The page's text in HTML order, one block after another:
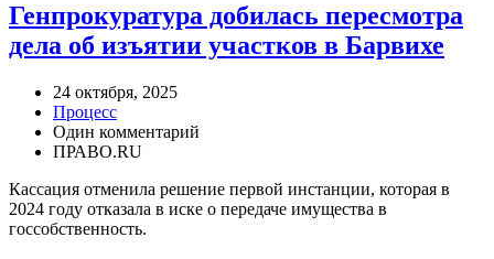
Генпрокуратура добилась пересмотра
дела об изъятии участков в Барвихе
24 октября, 2025
Процесс
Один комментарий
ПРАВО.RU
Кассация отменила решение первой инстанции, которая в
2024 году отказала в иске о передаче имущества в
госсобственность.